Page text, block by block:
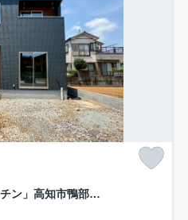
「憧れのペニンシュラ型キッチン」高知市鴨部9 新築一戸建て